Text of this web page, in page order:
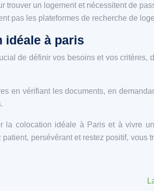
un logement et nécessitent de
pas les plateformes de recherche de
idéale à paris
de définir vos besoins et vos
en vérifiant les documents, en
colocation idéale à Paris et à vivre
persévérant et restez positif,